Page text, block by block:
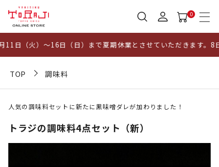
0
（火）～16日（日）まで夏期休業とさせていただきます。8日
TOP 調味料
人気の調味料セットに新たに黒味噌ダレが加わりました！
トラジの調味料4点セット（新）